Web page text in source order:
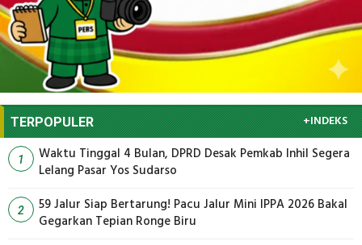
TERPOPULER +INDEKS
1
Waktu Tinggal 4 Bulan, DPRD Desak Pemkab Inhil Segera
Lelang Pasar Yos Sudarso
2
59 Jalur Siap Bertarung! Pacu Jalur Mini IPPA 2026 Bakal
Gegarkan Tepian Ronge Biru